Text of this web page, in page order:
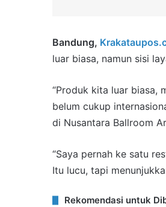
Bandung,
luar biasa, namun sisi
“Produk kita luar biasa,
belum cukup
di Nusantara Ballroom
“Saya pernah ke satu
Itu lucu, tapi
Rekomendasi untuk